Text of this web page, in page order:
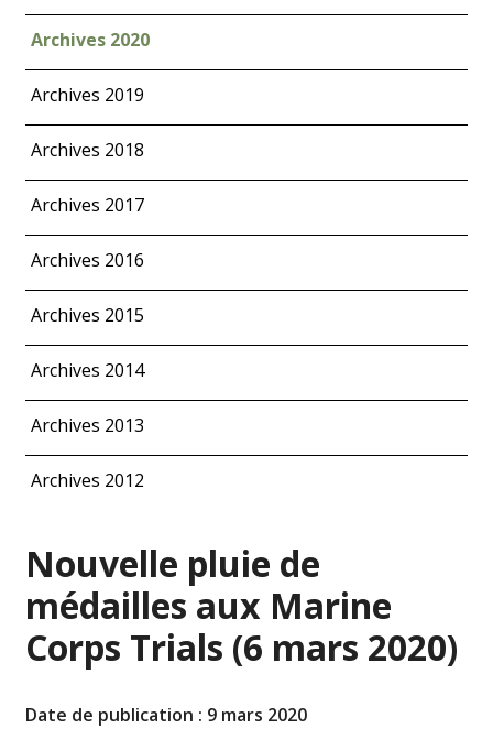
Archives 2020
Archives 2019
Archives 2018
Archives 2017
Archives 2016
Archives 2015
Archives 2014
Archives 2013
Archives 2012
Nouvelle pluie de
médailles aux Marine
Corps Trials (6 mars 2020)
Date de publication : 9 mars 2020